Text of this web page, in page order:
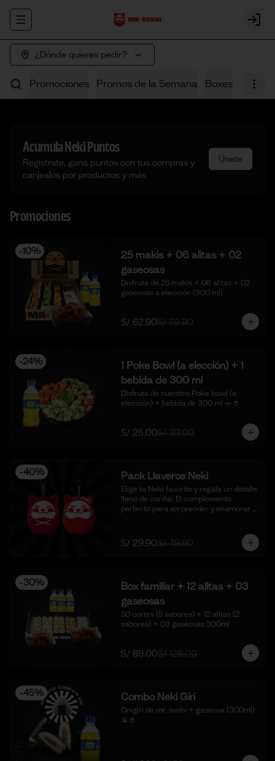
Abrir menu de navegación Login
¿Dónde quieres pedir?
Promociones Promos de la Semana Boxes Poke
AcumulaNeki Puntos
Regístrate, gana puntos con tus compras y
canjealos por productos y más
Únete
Promociones
-10%
25 makis + 06 alitas + 02
gaseosas
Disfruta de 25 makis + 06 alitas + 02
gaseosas a elección (300 ml)
S/ 62.90S/ 69.90
-24%
1 Poke Bowl (a elección) + 1
bebida de 300 ml
Disfruta de nuesttro Poke bowl (a
elección) + bebida de 300 ml 🥗🥤
S/ 25.00S/ 33.00
-40% Pack Llaveros Neki
Elige tu Neki favorito y regala un detalle
lleno de cariño. El complemento
perfecto para sorprender y enamorar
S/ 29.90S/ 49.90
-30%
Box familiar + 12 alitas + 03
gaseosas
50 cortes (5 sabores) + 12 alitas (2
sabores) + 03 gaseosas 300ml
S/ 89.00S/ 128.00
-45% Combo Neki Giri
Onigiri de mr. sushi + gaseosa (300ml)
🍙🥤